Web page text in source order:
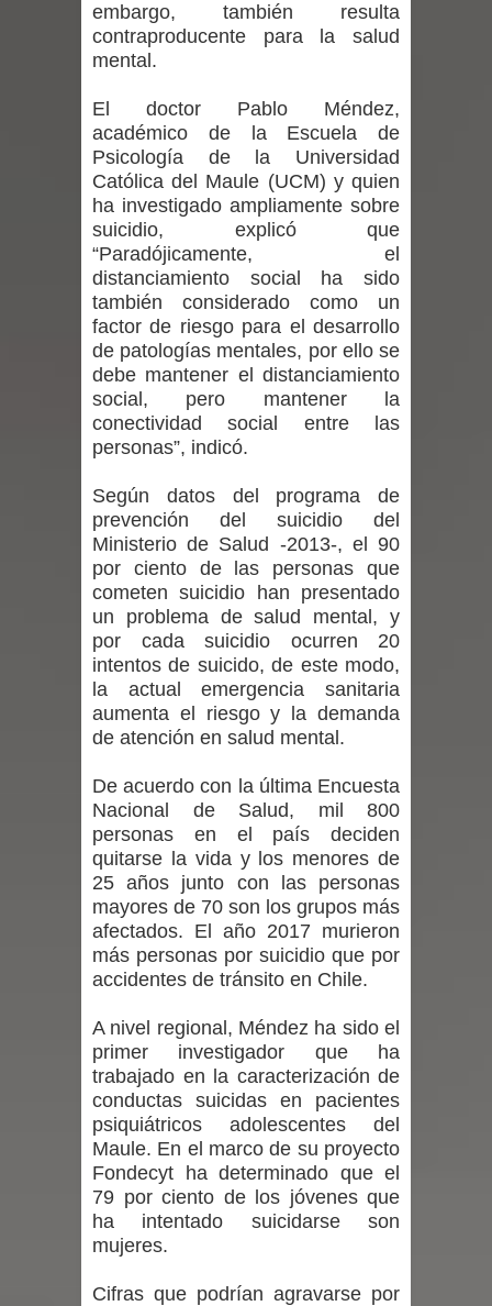
ministra de Salud por dejar fuera a
Seremi de Desarrollo Social y Familia
mantiene despliegue para apoyar a
niños y adolescentes durante la
emergencia.
Del anime al K-pop: especialistas U.
de Chile analizan el creciente interés
por las culturas japonesa y coreana
Renuncia del seremi Minvu en el
denuncias por viviendas sociales en
Talca
Diputado Jorge Guzmán rechaza
proyecto de interconexión eléctrica
en la alta cordillera del Maule por su
INDAP entregó $189 millones en
incentivos a usuarios de PRODESAL
de la provincia de Linares
Municipalidad de Curicó apuesta a la
con nuevas pantallas interactivas del
Colegio El Boldo
Seremi de Desarrollo Social y Familia
lanzó en el Maule el Fondo
Concursable de Promoción de
embargo, también resulta
contraproducente para la salud
mental.
El doctor Pablo Méndez,
académico de la Escuela de
Psicología de la Universidad
Católica del Maule (UCM) y quien
ha investigado ampliamente sobre
suicidio, explicó que
“Paradójicamente, el
distanciamiento social ha sido
también considerado como un
factor de riesgo para el desarrollo
de patologías mentales, por ello se
debe mantener el distanciamiento
social, pero mantener la
conectividad social entre las
personas”, indicó.
Según datos del programa de
prevención del suicidio del
Ministerio de Salud -2013-, el 90
por ciento de las personas que
cometen suicidio han presentado
un problema de salud mental, y
por cada suicidio ocurren 20
intentos de suicido, de este modo,
la actual emergencia sanitaria
aumenta el riesgo y la demanda
de atención en salud mental.
De acuerdo con la última Encuesta
Nacional de Salud, mil 800
personas en el país deciden
quitarse la vida y los menores de
25 años junto con las personas
mayores de 70 son los grupos más
afectados. El año 2017 murieron
más personas por suicidio que por
accidentes de tránsito en Chile.
A nivel regional, Méndez ha sido el
primer investigador que ha
trabajado en la caracterización de
conductas suicidas en pacientes
psiquiátricos adolescentes del
Maule. En el marco de su proyecto
Fondecyt ha determinado que el
79 por ciento de los jóvenes que
ha intentado suicidarse son
mujeres.
Cifras que podrían agravarse por